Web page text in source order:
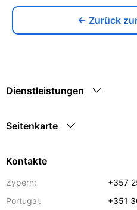
← Zurück
Dienstleistungen
Seitenkarte
Kontakte
Zypern:
+357
Portugal:
+351